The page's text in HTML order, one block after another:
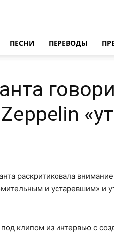
ПЕСНИ ПЕРЕВОДЫ
раскритиковала
и устаревшим» и
клипом из интервью с